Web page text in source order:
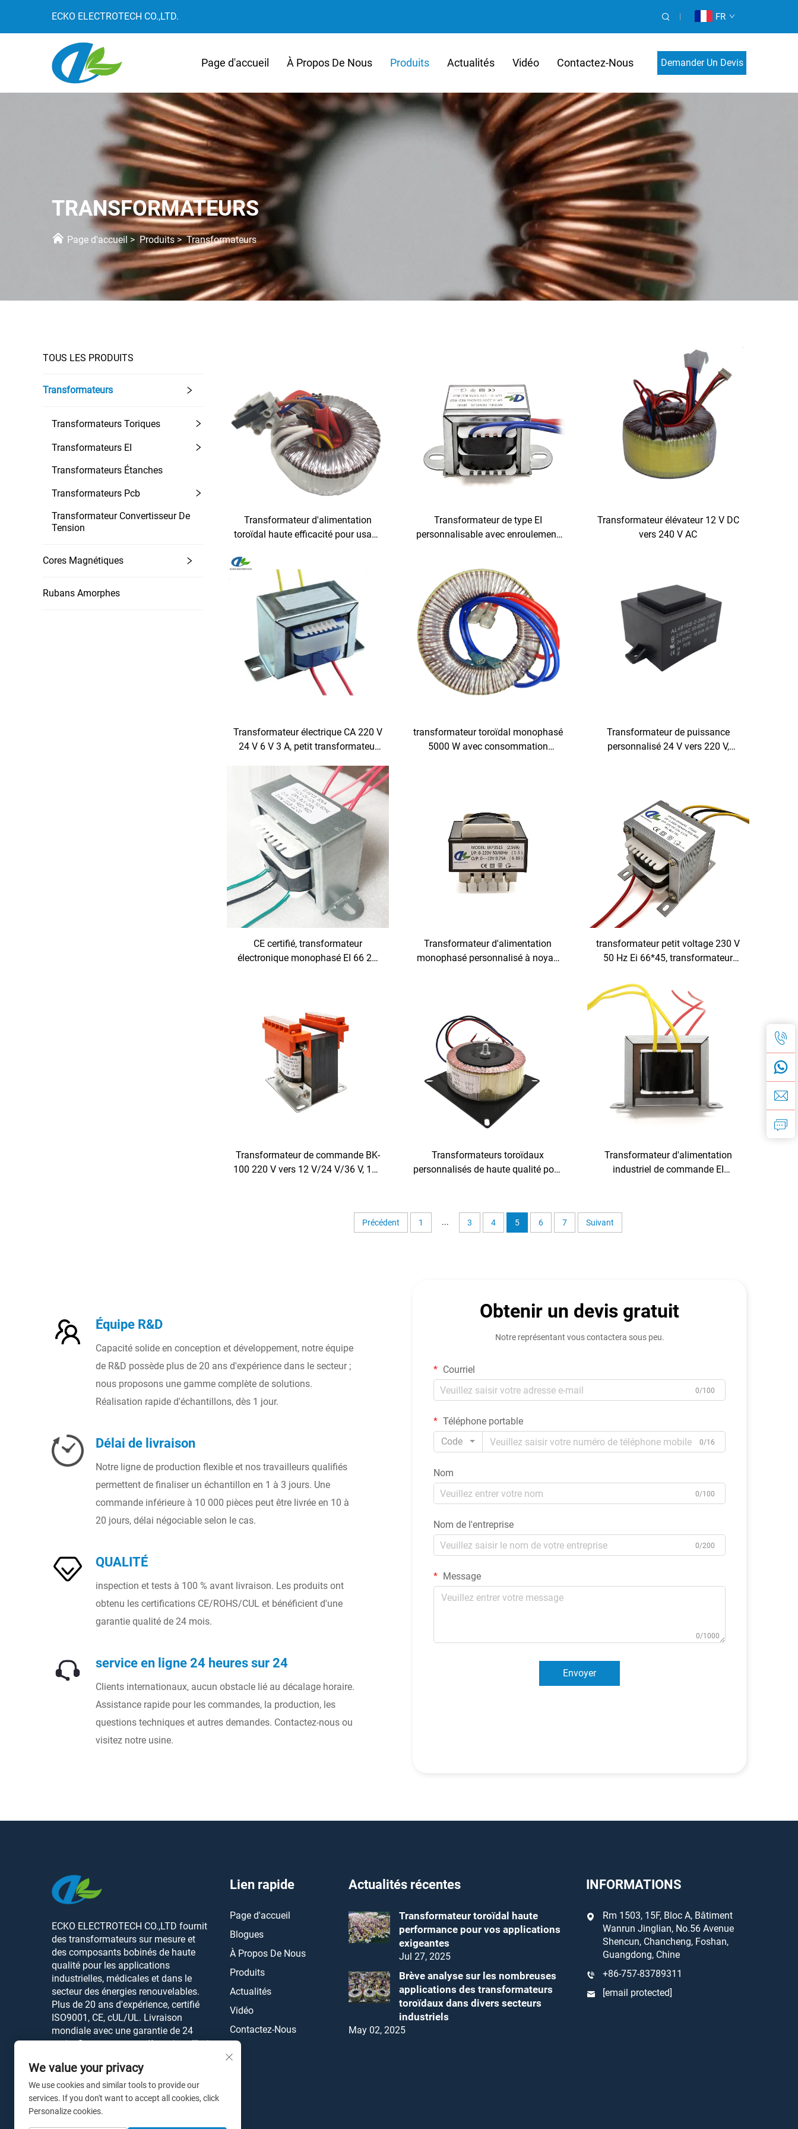
ECKO ELECTROTECH CO.,LTD. FR
Page d'accueil À Propos De Nous Produits Actualités Vidéo Contactez-Nous Demander Un Devis
TRANSFORMATEURS
Page d'accueil > Produits>Transformateurs
TOUS LES PRODUITS
Transformateurs
Transformateurs Toriques
Transformateurs EI
Transformateurs Étanches
Transformateurs Pcb
Transformateur Convertisseur De
Tension
Cores Magnétiques
Rubans Amorphes
Transformateur d'alimentation
toroïdal haute efficacité pour usage
stable et faible bruit à 50 Hz et 60
Hz
Transformateur de type EI
personnalisable avec enroulement
Transformateur élévateur 12 V DC
vers 240 V AC
Transformateur électrique CA 220 V
24 V 6 V 3 A, petit transformateur
transformateur toroïdal monophasé
5000 W avec consommation
Transformateur de puissance
personnalisé 24 V vers 220 V,
CE certifié, transformateur
électronique monophasé EI 66 28,
Transformateur d'alimentation
monophasé personnalisé à noyau
transformateur petit voltage 230 V
50 Hz Ei 66*45, transformateur
Transformateur de commande BK-
100 220 V vers 12 V/24 V/36 V, 100
isolée, enroulement en fil de cuivre
Transformateurs toroïdaux
personnalisés de haute qualité pour
onduleur
Transformateur d'alimentation
industriel de commande EI
pour machines CNC et servo-
Précédent 1 ... 3 4 5 6 7 Suivant
Équipe R&D
Capacité solide en conception et développement, notre équipe
de R&D possède plus de 20 ans d'expérience dans le secteur ;
nous proposons une gamme complète de solutions.
Réalisation rapide d'échantillons, dès 1 jour.
Délai de livraison
Notre ligne de production flexible et nos travailleurs qualifiés
permettent de finaliser un échantillon en 1 à 3 jours. Une
commande inférieure à 10 000 pièces peut être livrée en 10 à
20 jours, délai négociable selon le cas.
QUALITÉ
inspection et tests à 100 % avant livraison. Les produits ont
obtenu les certifications CE/ROHS/CUL et bénéficient d'une
garantie qualité de 24 mois.
service en ligne 24 heures sur 24
Clients internationaux, aucun obstacle lié au décalage horaire.
Assistance rapide pour les commandes, la production, les
questions techniques et autres demandes. Contactez-nous ou
visitez notre usine.
Obtenir un devis gratuit
Notre représentant vous contactera sous peu.
Courriel
0/100
Téléphone portable
Code
0/16
Nom
0/100
Nom de l'entreprise
0/200
Message
0/1000
Envoyer
ECKO ELECTROTECH CO.,LTD fournit
des transformateurs sur mesure et
des composants bobinés de haute
qualité pour les applications
industrielles, médicales et dans le
secteur des énergies renouvelables.
Plus de 20 ans d'expérience, certifié
ISO9001, CE, cUL/UL. Livraison
mondiale avec une garantie de 24
mois. Contactez-nous dès aujourd'hui.
Lien rapide
Page d'accueil
Blogues
À Propos De Nous
Produits
Actualités
Vidéo
Contactez-Nous
Actualités récentes
Transformateur toroïdal haute
performance pour vos applications
exigeantes
Jul 27, 2025
Brève analyse sur les nombreuses
applications des transformateurs
toroïdaux dans divers secteurs
industriels
May 02, 2025
INFORMATIONS
Rm 1503, 15F, Bloc A, Bâtiment
Wanrun Jinglian, No.56 Avenue
Shencun, Chancheng, Foshan,
Guangdong, Chine
+86-757-83789311
[email protected]
We value your privacy
We use cookies and similar tools to provide our
services. If you don't want to accept all cookies, click
Personalize cookies.